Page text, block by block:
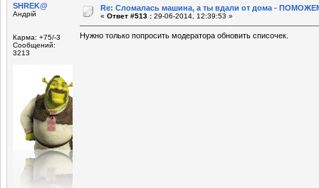
SHREK@
Андрій
Карма: +75/-3
Сообщений:
3213
Re: Сломалась машина, а ты вдали от дома -
« Ответ #513 : 29-06-2014, 12:39:53 »
Нужно только попросить модератора обновить списочек.